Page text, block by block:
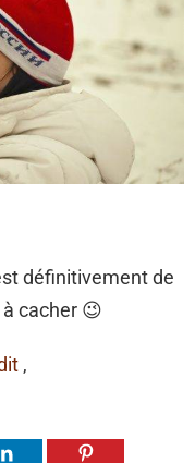
définitivement de
cacher 😉
,